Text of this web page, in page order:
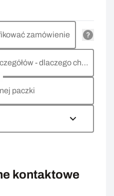
zamówienie
Podaj nam więcej szczegółów - dlaczego chcesz zwrócić towar, co jest powodem?
paczki
kontaktowe